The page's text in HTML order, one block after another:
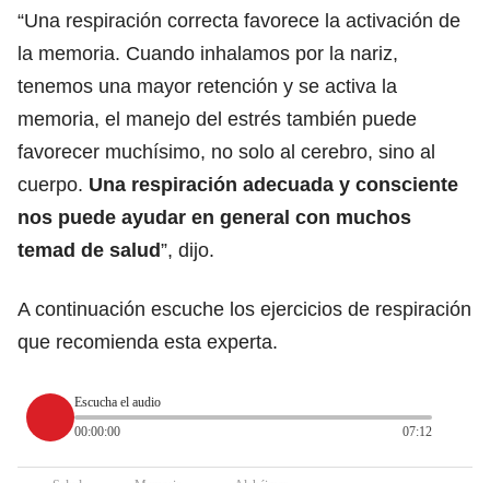
“Una respiración correcta favorece la activación de
la memoria. Cuando inhalamos por la nariz,
tenemos una mayor retención y se activa la
memoria, el manejo del estrés también puede
favorecer muchísimo, no solo al cerebro, sino al
cuerpo. Una respiración adecuada y consciente
nos puede ayudar en general con muchos
temad de salud”, dijo.
A continuación escuche los ejercicios de respiración
que recomienda esta experta.
Escucha el audio
00:00:00
07:12